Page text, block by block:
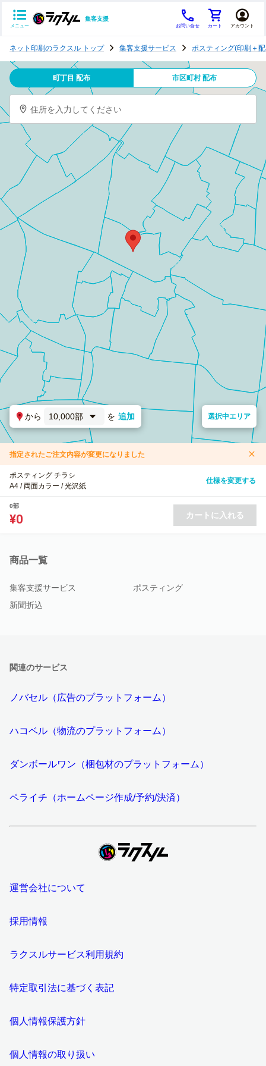
メニュー
集客支援
お問い合せ カート アカウント
テ
ン
グ
ネット印刷のラクスル トップ 集客支援サービス ポスティング(印刷＋
町丁目 配布 市区町村 配布
住所を入力してください
から 10,000部 を 追加 選択中エリア
指定されたご注文内容が変更になりました
ポスティング チラシ
A4 / 両面カラー / 光沢紙
仕様を変更する
0部
¥0 カートに入れる
商品一覧
集客支援サービス
ポスティング
新聞折込
関連のサービス
ノバセル（広告のプラットフォーム）
ハコベル（物流のプラットフォーム）
ダンボールワン（梱包材のプラットフォーム）
ペライチ（ホームページ作成/予約/決済）
運営会社について
採用情報
ラクスルサービス利用規約
特定取引法に基づく表記
個人情報保護方針
個人情報の取り扱い